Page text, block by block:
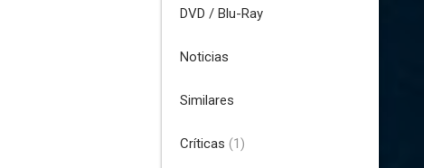
DVD / Blu-Ray
Noticias
Similares
Críticas (1)